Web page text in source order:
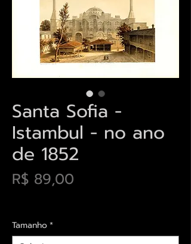
Santa Sofia -
Istambul - no ano
de 1852
R$ 89,00
Tamanho*